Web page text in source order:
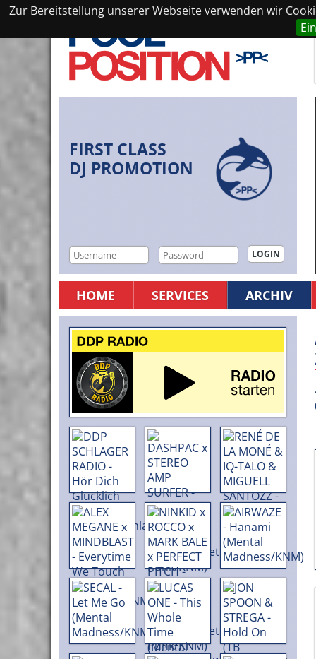
Zur Bereitstellung unserer Webseite verwenden wir
FIRST CLASS
DJ PROMOTION
HOME SERVICES ARCHIV